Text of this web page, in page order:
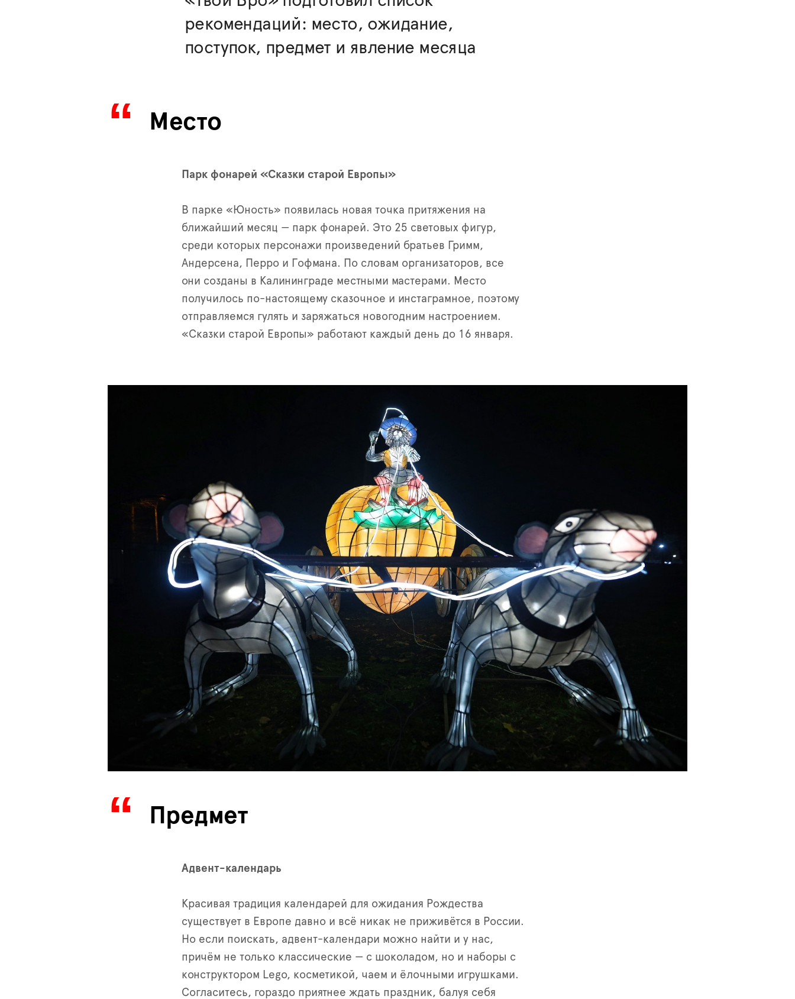
рекомендаций: место, ожидание,
поступок, предмет и явление месяца
Место
Парк фонарей «Сказки старой Европы»
В парке «Юность» появилась новая точка притяжения на
ближайший месяц — парк фонарей. Это 25 световых фигур,
среди которых персонажи произведений братьев Гримм,
Андерсена, Перро и Гофмана. По словам организаторов, все
они созданы в Калининграде местными мастерами. Место
получилось по-настоящему сказочное и инстаграмное, поэтому
отправляемся гулять и заряжаться новогодним настроением.
«Сказки старой Европы» работают каждый день до 16 января.
Предмет
Адвент-календарь
Красивая традиция календарей для ожидания Рождества
существует в Европе давно и всё никак не приживётся в России.
Но если поискать, адвент-календари можно найти и у нас,
причём не только классические — с шоколадом, но и наборы с
конструктором Lego, косметикой, чаем и ёлочными игрушками.
Согласитесь, гораздо приятнее ждать праздник, балуя себя